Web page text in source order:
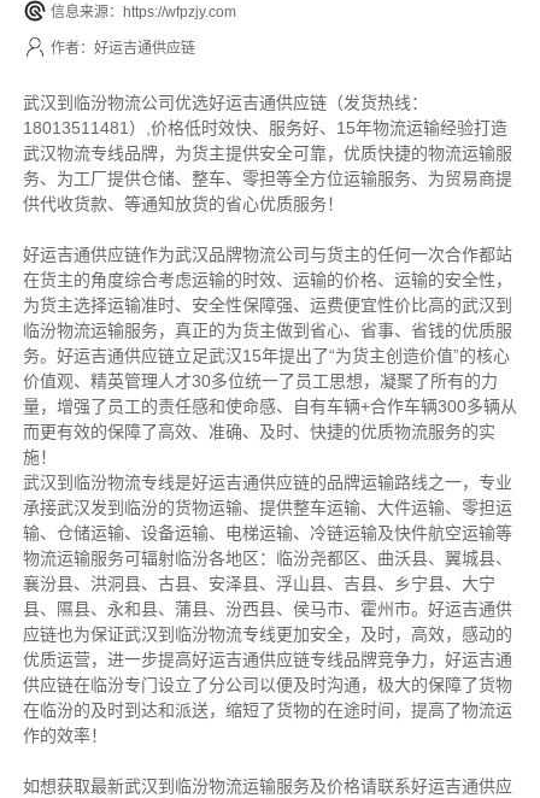
信息来源：https://wfpzjy.com
作者：好运吉通供应链
武汉到临汾物流公司优选好运吉通供应链（发货热线：
18013511481）,价格低时效快、服务好、15年物流运输经验打造
武汉物流专线品牌，为货主提供安全可靠，优质快捷的物流运输服
务、为工厂提供仓储、整车、零担等全方位运输服务、为贸易商提
供代收货款、等通知放货的省心优质服务！
好运吉通供应链作为武汉品牌物流公司与货主的任何一次合作都站
在货主的角度综合考虑运输的时效、运输的价格、运输的安全性，
为货主选择运输准时、安全性保障强、运费便宜性价比高的武汉到
临汾物流运输服务，真正的为货主做到省心、省事、省钱的优质服
务。好运吉通供应链立足武汉15年提出了“为货主创造价值”的核心
价值观、精英管理人才30多位统一了员工思想，凝聚了所有的力
量，增强了员工的责任感和使命感、自有车辆+合作车辆300多辆从
而更有效的保障了高效、准确、及时、快捷的优质物流服务的实
施！
武汉到临汾物流专线是好运吉通供应链的品牌运输路线之一，专业
承接武汉发到临汾的货物运输、提供整车运输、大件运输、零担运
输、仓储运输、设备运输、电梯运输、冷链运输及快件航空运输等
物流运输服务可辐射临汾各地区：临汾尧都区、曲沃县、翼城县、
襄汾县、洪洞县、古县、安泽县、浮山县、吉县、乡宁县、大宁
县、隰县、永和县、蒲县、汾西县、侯马市、霍州市。好运吉通供
应链也为保证武汉到临汾物流专线更加安全，及时，高效，感动的
优质运营，进一步提高好运吉通供应链专线品牌竞争力，好运吉通
供应链在临汾专门设立了分公司以便及时沟通，极大的保障了货物
在临汾的及时到达和派送，缩短了货物的在途时间，提高了物流运
作的效率！
如想获取最新武汉到临汾物流运输服务及价格请联系好运吉通供应